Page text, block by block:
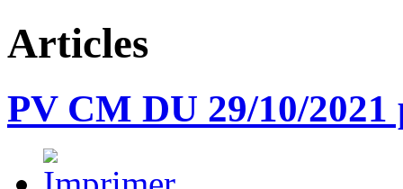
Articles
PV CM DU 29/10/2021